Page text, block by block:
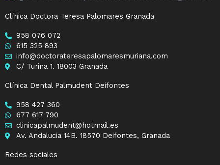
Clínica Doctora Teresa Palomares Granada
958 076 072
615 325 893
info@doctorateresapalomaresmuriana.com
C/ Turina 1. 18003 Granada
Clínica Dental Palmudent Deifontes
958 427 360
677 617 790
clinicapalmudent@hotmail.es
Av. Andalucia 14B. 18570 Deifontes, Granada
Redes sociales